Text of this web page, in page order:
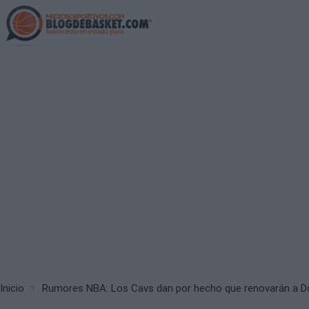
Skip
to
main
Breadcrumb
Inicio Rumores NBA: Los Cavs dan por hecho que renovarán a